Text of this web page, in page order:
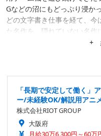
Gなどの沼にもどっぷり浸か
どの文字書き仕事を経て、
た名作を、隠れていない名作
標。隙あらば、あまり知ら+
「長期で安定して働く」
ー/未経験OK/解説用アニ
株式会社RIOT GROUP
大阪府
月給30万6,300円～60万